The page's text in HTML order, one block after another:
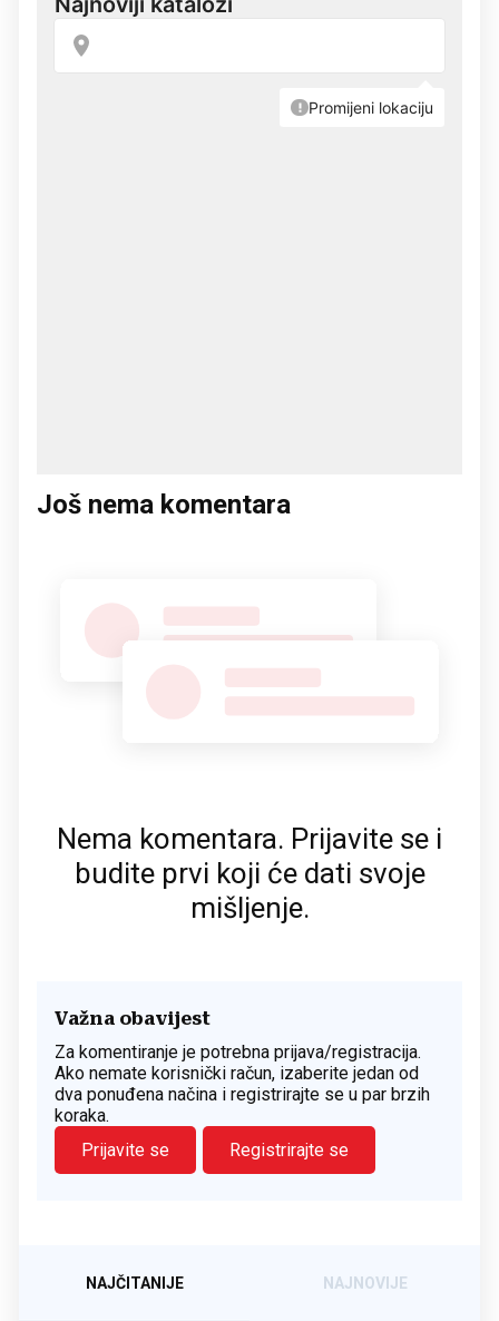
Još nema komentara
Nema komentara. Prijavite se i
budite prvi koji će dati svoje
mišljenje.
Važna obavijest
Za komentiranje je potrebna prijava/registracija.
Ako nemate korisnički račun, izaberite jedan od
dva ponuđena načina i registrirajte se u par brzih
koraka.
Prijavite se
Registrirajte se
NAJČITANIJE NAJNOVIJE